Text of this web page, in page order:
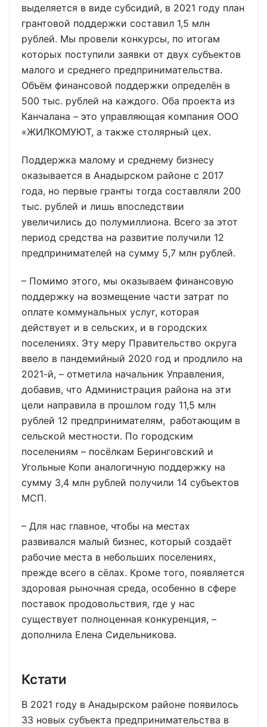
выделяется в виде субсидий, в 2021 году план
грантовой поддержки составил 1,5 млн
рублей. Мы провели конкурсы, по итогам
которых поступили заявки от двух субъектов
малого и среднего предпринимательства.
Объём финансовой поддержки определён в
500 тыс. рублей на каждого. Оба проекта из
Канчалана – это управляющая компания ООО
«ЖИЛКОМУЮТ, а также столярный цех.
Поддержка малому и среднему бизнесу
оказывается в Анадырском районе с 2017
года, но первые гранты тогда составляли 200
тыс. рублей и лишь впоследствии
увеличились до полумиллиона. Всего за этот
период средства на развитие получили 12
предпринимателей на сумму 5,7 млн рублей.
– Помимо этого, мы оказываем финансовую
поддержку на возмещение части затрат по
оплате коммунальных услуг, которая
действует и в сельских, и в городских
поселениях. Эту меру Правительство округа
ввело в пандемийный 2020 год и продлило на
2021-й, – отметила начальник Управления,
добавив, что Администрация района на эти
цели направила в прошлом году 11,5 млн
рублей 12 предпринимателям, работающим в
сельской местности. По городским
поселениям – посёлкам Беринговский и
Угольные Копи аналогичную поддержку на
сумму 3,4 млн рублей получили 14 субъектов
МСП.
– Для нас главное, чтобы на местах
развивался малый бизнес, который создаёт
рабочие места в небольших поселениях,
прежде всего в сёлах. Кроме того, появляется
здоровая рыночная среда, особенно в сфере
поставок продовольствия, где у нас
существует полноценная конкуренция, –
дополнила Елена Сидельникова.
Кстати
В 2021 году в Анадырском районе появилось
33 новых субъекта предпринимательства в